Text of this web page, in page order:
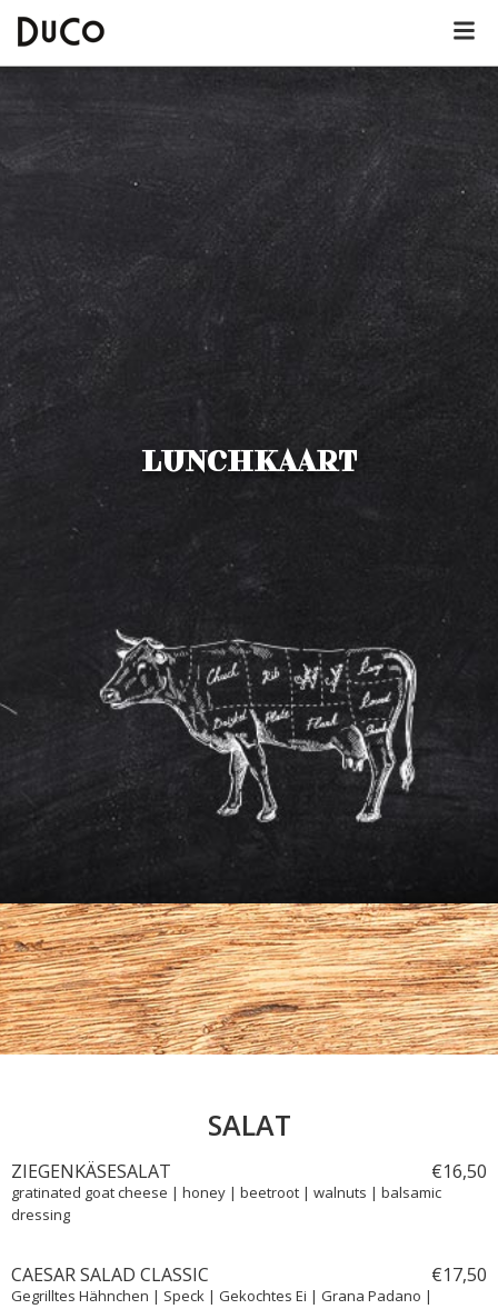
Über DuCo Callantsoog
Hotel
Lunchkarte
Kinderkarte
Dutch German
LUNCHKAART
SALAT
ZIEGENKÄSESALAT €16,50
gratinated goat cheese | honey | beetroot | walnuts | balsamic
dressing
CAESAR SALAD CLASSIC €17,50
Gegrilltes Hähnchen | Speck | Gekochtes Ei | Grana Padano |